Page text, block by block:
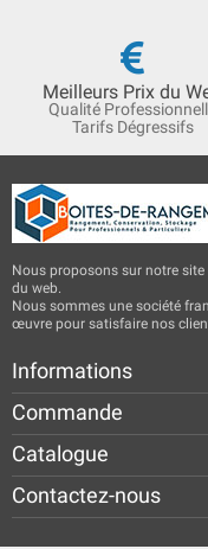
Meilleurs Prix du
Qualité
Tarifs Dégressifs
Nous proposons sur notre
du web.
Nous sommes une société
œuvre pour satisfaire nos
Informations
Commande
Catalogue
Contactez-nous